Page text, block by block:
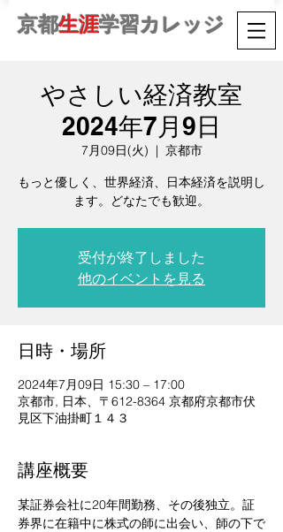
京都生涯学習カレッジ
やさしい経済教室
2024年7月9日
7月09日(火)
  |
京都市
もっと優しく、世界経済、日本経済を説明し
ます。どなたでも歓迎。
受付が終了しました
他のイベントを見る
日時・場所
2024年7月09日 15:30 – 17:00
京都市, 日本、〒612-8364 京都府京都市伏
見区下油掛町１４３
講座概要
某証券会社に20年間勤務、その後独立。証
券界に在籍中に株式の師に出会い、師の下で